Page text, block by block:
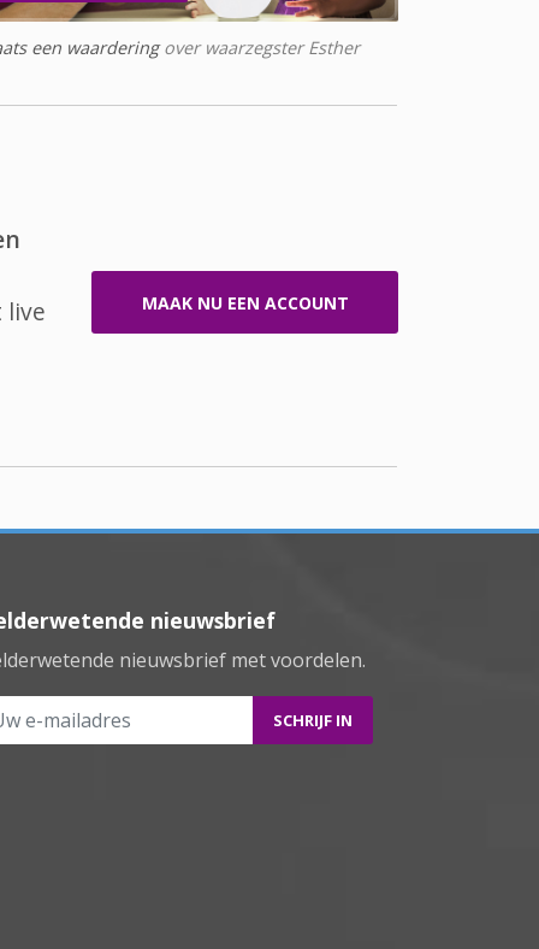
een waarderingover waarzegster Esther
live
MAAK NU EEN ACCOUNT
nieuwsbrief
nieuwsbrief met voordelen.
e-mailadres